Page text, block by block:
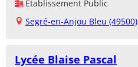
Établissement Public
Segré-en-Anjou Bleu (49500)
Lycée Blaise Pascal